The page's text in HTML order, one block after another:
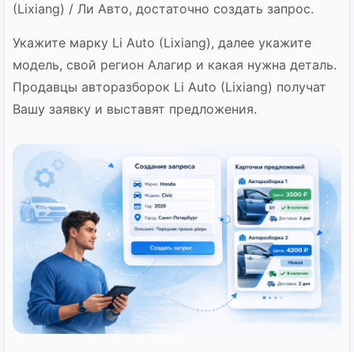
(Lixiang) / Ли Авто, достаточно создать запрос.
Укажите марку Li Auto (Lixiang), далее укажите
модель, свой регион Алагир и какая нужна деталь.
Продавцы авторазборок Li Auto (Lixiang) получат
Вашу заявку и выставят предложения.